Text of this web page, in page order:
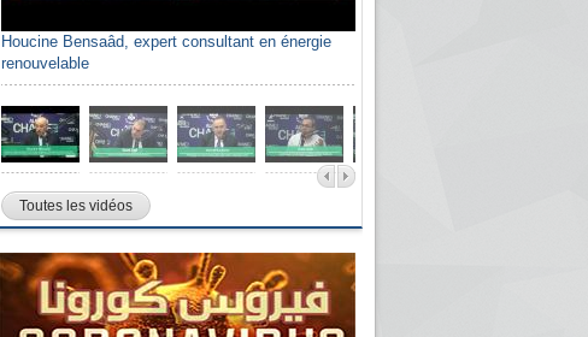
Houcine Bensaâd, expert consultant en énergie
renouvelable
Toutes les vidéos